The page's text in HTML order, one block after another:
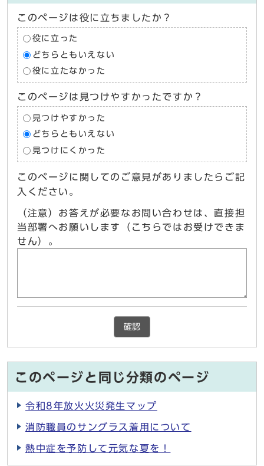
このページは役に立ちましたか？
役に立った
どちらともいえない
役に立たなかった
このページは見つけやすかったですか？
見つけやすかった
どちらともいえない
見つけにくかった
このページに関してのご意見がありましたらご記
入ください。
（注意）お答えが必要なお問い合わせは、直接担
当部署へお願いします（こちらではお受けできま
せん）。
確認
このページと同じ分類のページ
令和8年放火火災発生マップ
消防職員のサングラス着用について
熱中症を予防して元気な夏を！